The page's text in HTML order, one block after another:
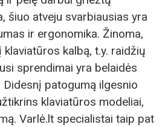
šiuo atveju svarbiausias yra
ir ergonomika. Žinoma,
kalbą, t.y. raidžių
sprendimai yra belaidės
patogumą ilgesnio
klaviatūros modeliai,
Varlė.lt specialistai taip pat